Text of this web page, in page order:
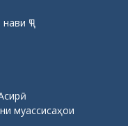
ҶТ
муассисаҳои